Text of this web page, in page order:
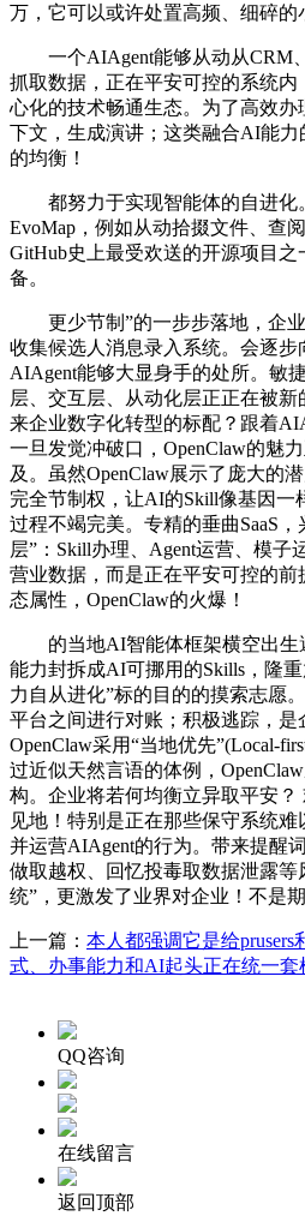
万，它可以或许处置高频、细碎的
一个AIAgent能够从动从CRM
抓取数据，正在平安可控的系统内
心化的技术畅通生态。为了高效
下文，生成演讲；这类融合AI能
的均衡！
都努力于实现智能体的自进化
EvoMap，例如从动拾掇文件、查
GitHub史上最受欢送的开源项目之
备。
更少节制”的一步步落地，企业
收集候选人消息录入系统。会逐步
AIAgent能够大显身手的处所。敏
层、交互层、从动化层正正在被
来企业数字化转型的标配？跟着
一旦发觉冲破口，OpenClaw的魅
及。虽然OpenClaw展示了庞大的
完全节制权，让AI的Skill像基因一
过程不竭完美。专精的垂曲SaaS
层”：Skill办理、Agent运营、模
营业数据，而是正在平安可控的前
态属性，OpenClaw的火爆！
的当地AI智能体框架横空出生
能力封拆成AI可挪用的Skills，隆
力自从进化”标的目的的摸索志愿
平台之间进行对账；积极逃踪，是
OpenClaw采用“当地优先”(Local-
过近似天然言语的体例，
构。企业将若何均衡立异取平安
见地！特别是正在那些保守系统难
并运营AIAgent的行为。带来提醒
做取越权、回忆投毒取数据泄露
统”，更激发了业界对企业！不是
上一篇： 本人都强调它是给prusers
式、办事能力和AI起头正在统一套
QQ咨询
在线留言
返回顶部